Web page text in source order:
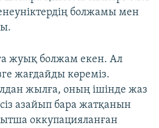
болжамы мен
жуық болжам екен. Ал
жағдайды көреміз.
жылға, оның ішінде жаз
азайып бара жатқанын
оккупацияланған